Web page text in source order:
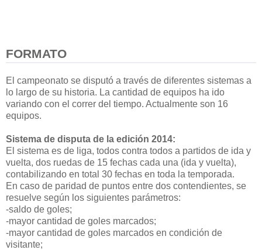
FORMATO
El campeonato se disputó a través de diferentes sistemas a
lo largo de su historia. La cantidad de equipos ha ido
variando con el correr del tiempo. Actualmente son 16
equipos.
Sistema de disputa de la edición 2014:
El sistema es de liga, todos contra todos a partidos de ida y
vuelta, dos ruedas de 15 fechas cada una (ida y vuelta),
contabilizando en total 30 fechas en toda la temporada.
En caso de paridad de puntos entre dos contendientes, se
resuelve según los siguientes parámetros:
-saldo de goles;
-mayor cantidad de goles marcados;
-mayor cantidad de goles marcados en condición de
visitante;